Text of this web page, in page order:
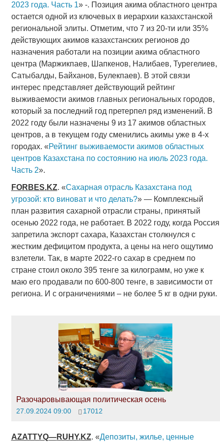
2023 года. Часть 1» -. Позиция акима областного центра
остается одной из ключевых в иерархии казахстанской
региональной элиты. Отметим, что 7 из 20-ти или 35%
действующих акимов казахстанских регионов до
назначения работали на позиции акима областного
центра (Маржикпаев, Шапкенов, Налибаев, Турегелиев,
Сатыбалды, Байханов, Булекпаев). В этой связи
интерес представляет действующий рейтинг
выживаемости акимов главных региональных городов,
который за последний год претерпел ряд изменений. В
2022 году были назначены 9 из 17 акимов областных
центров, а в текущем году сменились акимы уже в 4-х
городах. «Рейтинг выживаемости акимов областных
центров Казахстана по состоянию на июль 2023 года.
Часть 2».
FORBES.KZ. «Сахарная отрасль Казахстана под
угрозой: кто виноват и что делать?» — Комплексный
план развития сахарной отрасли страны, принятый
осенью 2022 года, не работает. В 2022 году, когда Россия
запретила экспорт сахара, Казахстан столкнулся с
жестким дефицитом продукта, а цены на него ощутимо
взлетели. Так, в марте 2022-го сахар в среднем по
стране стоил около 395 тенге за килограмм, но уже к
маю его продавали по 600-800 тенге, в зависимости от
региона. И с ограничениями – не более 5 кг в одни руки.
Разочаровывающая политическая осень
27.09.2024 09:00 17012
AZATTYQ—RUHY.KZ. «Депозиты, жилье, ценные